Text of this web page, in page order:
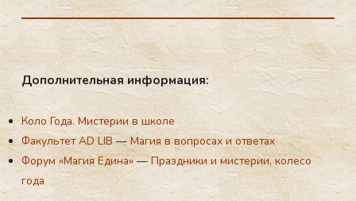
До­пол­ни­тель­ная ин­форма­ция:
Коло Года. Мистерии в школе
Факультет AD LIB—Магия в вопросах и ответах
Форум «Магия Едина»—Праздники и мистерии, колесо
года